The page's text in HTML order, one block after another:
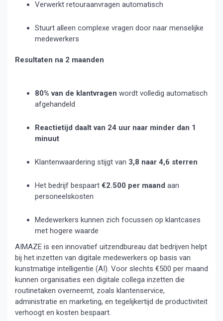
Verwerkt retouraanvragen automatisch
Stuurt alleen complexe vragen door naar menselijke
medewerkers
Resultaten na 2 maanden
80% van de klantvragen wordt volledig automatisch
afgehandeld
Reactietijd daalt van 24 uur naar minder dan 1
minuut
Klantenwaardering stijgt van 3,8 naar 4,6 sterren
Het bedrijf bespaart €2.500 per maand aan
personeelskosten
Medewerkers kunnen zich focussen op klantcases
met hogere waarde
AIMAZE is een innovatief uitzendbureau dat bedrijven helpt
bij het inzetten van digitale medewerkers op basis van
kunstmatige intelligentie (AI). Voor slechts €500 per maand
kunnen organisaties een digitale collega inzetten die
routinetaken overneemt, zoals klantenservice,
administratie en marketing, en tegelijkertijd de productiviteit
verhoogt en kosten bespaart.